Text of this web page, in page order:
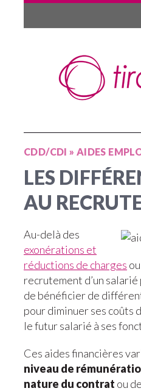
CDD/CDI » AIDES
LES
AU
Au-delà des
exonérations et
réductions de charges
recrutement d’un
de bénéficier de
pour diminuer ses coûts
le futur salarié à ses
Ces aides financières
niveau de
nature du contrat ou